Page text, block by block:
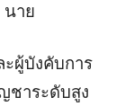
นาย
ผู้บังคับการ
ชาระดับสูง